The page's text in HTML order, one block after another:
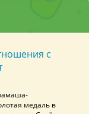
с
медаль в